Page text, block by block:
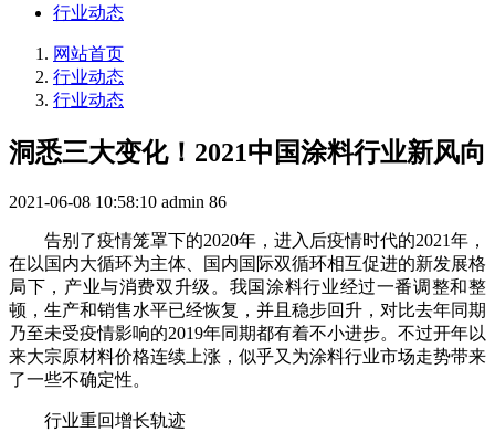
行业动态
网站首页
行业动态
行业动态
洞悉三大变化！2021中国涂料行业新风向
2021-06-08 10:58:10 admin 86
告别了疫情笼罩下的2020年，进入后疫情时代的2021年，
在以国内大循环为主体、国内国际双循环相互促进的新发展格
局下，产业与消费双升级。我国涂料行业经过一番调整和整
顿，生产和销售水平已经恢复，并且稳步回升，对比去年同期
乃至未受疫情影响的2019年同期都有着不小进步。不过开年以
来大宗原材料价格连续上涨，似乎又为涂料行业市场走势带来
了一些不确定性。
行业重回增长轨迹